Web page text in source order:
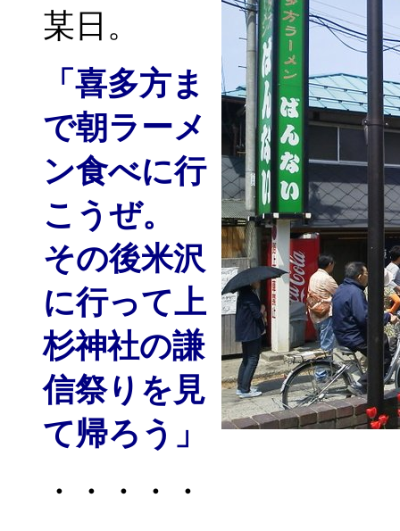
某日。
「喜多方ま
で朝ラーメ
ン食べに行
こうぜ。
その後米沢
に行って上
杉神社の謙
信祭りを見
て帰ろう」
・・・・・